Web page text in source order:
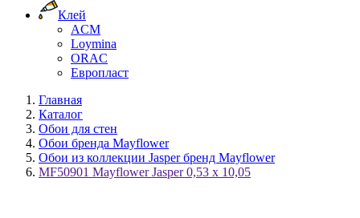
Клей
ACM
Loymina
ORAC
Европласт
Главная
Каталог
Обои для стен
Обои бренда Mayflower
Обои из коллекции Jasper бренд Mayflower
MF50901 Mayflower Jasper 0,53 x 10,05